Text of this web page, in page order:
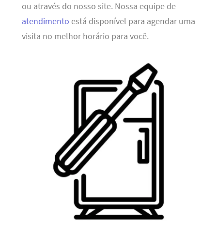
ou através do nosso site. Nossa equipe de
atendimento está disponível para agendar uma
visita no melhor horário para você.